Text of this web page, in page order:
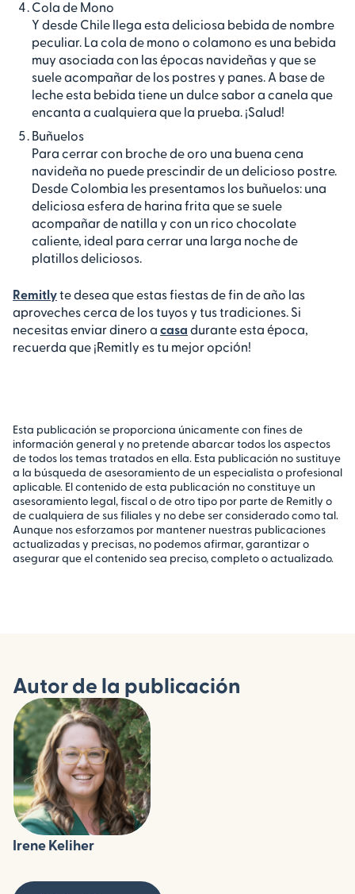
Cola de Mono
Y desde Chile llega esta deliciosa bebida de nombre
peculiar. La cola de mono o colamono es una bebida
muy asociada con las épocas navideñas y que se
suele acompañar de los postres y panes. A base de
leche esta bebida tiene un dulce sabor a canela que
encanta a cualquiera que la prueba. ¡Salud!
Buñuelos
Para cerrar con broche de oro una buena cena
navideña no puede prescindir de un delicioso postre.
Desde Colombia les presentamos los buñuelos: una
deliciosa esfera de harina frita que se suele
acompañar de natilla y con un rico chocolate
caliente, ideal para cerrar una larga noche de
platillos deliciosos.
Remitlyte desea que estas fiestas de fin de año las
aproveches cerca de los tuyos y tus tradiciones. Si
necesitas enviar dinero a casa durante esta época,
recuerda que ¡Remitly es tu mejor opción!
Esta publicación se proporciona únicamente con fines de
información general y no pretende abarcar todos los aspectos
de todos los temas tratados en ella. Esta publicación no sustituye
a la búsqueda de asesoramiento de un especialista o profesional
aplicable. El contenido de esta publicación no constituye un
asesoramiento legal, fiscal o de otro tipo por parte de Remitly o
de cualquiera de sus filiales y no debe ser considerado como tal.
Aunque nos esforzamos por mantener nuestras publicaciones
actualizadas y precisas, no podemos afirmar, garantizar o
asegurar que el contenido sea preciso, completo o actualizado.
Autor de la publicación
Irene Keliher